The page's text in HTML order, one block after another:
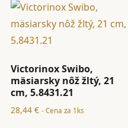
Victorinox Swibo,
mäsiarsky nôž žltý, 21
cm, 5.8431.21
28,44 € - Cena za 1ks